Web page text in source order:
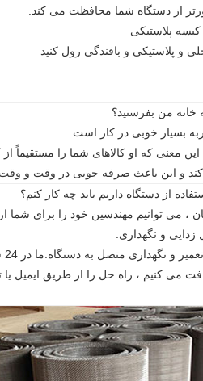
از دستگاه شما محافظت می کند.
کیسه پلاستیکی
خانه من بفرستید؟
بسیار خوبی در کار است
معنی که او کالاهای شما را مستقیماً از
و این باعث صرفه جویی در وقت و
از دستگاه داریم باید چه کار کنم؟
، می توانیم مهندسین خود را برای شما
و نگهداری.
می کنیم ، راه حل را از طریق ایمیل یا